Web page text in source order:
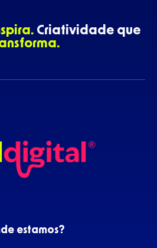
Criatividade que
estamos?